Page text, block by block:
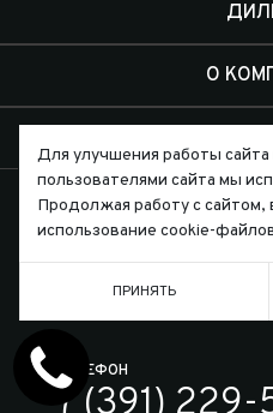
О
ТЕЛЕФОН
Для улучшения работы
пользователями сайта мы
Продолжая работу с сайтом,
использование cookie-
ПРИНЯТЬ